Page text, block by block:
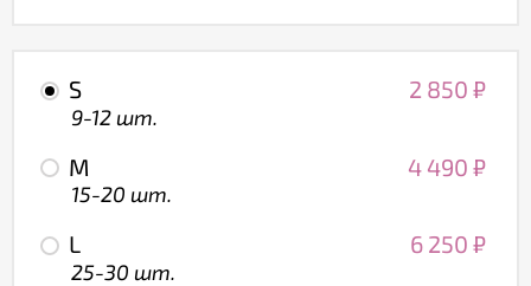
S 2 850 ₽
9-12 шт.
M 4 490 ₽
15-20 шт.
L 6 250 ₽
25-30 шт.